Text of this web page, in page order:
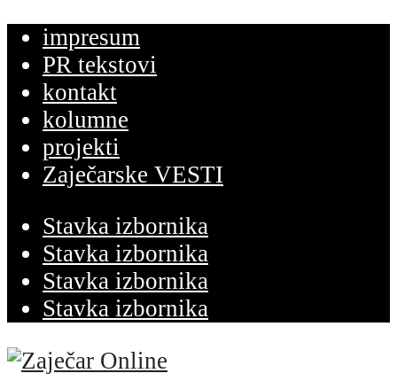
impresum
PR tekstovi
kontakt
kolumne
projekti
Zaječarske VESTI
Stavka izbornika
Stavka izbornika
Stavka izbornika
Stavka izbornika